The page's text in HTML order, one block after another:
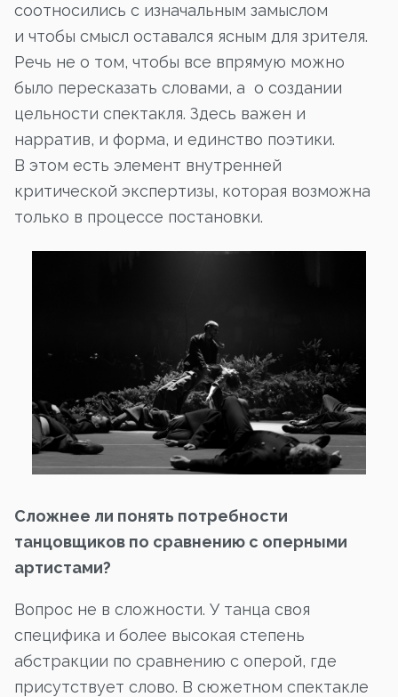
соотносились с изначальным замыслом
и чтобы смысл оставался ясным для зрителя.
Речь не о том, чтобы все впрямую можно
было пересказать словами, а о создании
цельности спектакля. Здесь важен и
нарратив, и форма, и единство поэтики.
В этом есть элемент внутренней
критической экспертизы, которая возможна
только в процессе постановки.
Сложнее ли понять потребности
танцовщиков по сравнению с оперными
артистами?
Вопрос не в сложности. У танца своя
специфика и более высокая степень
абстракции по сравнению с оперой, где
присутствует слово. В сюжетном спектакле